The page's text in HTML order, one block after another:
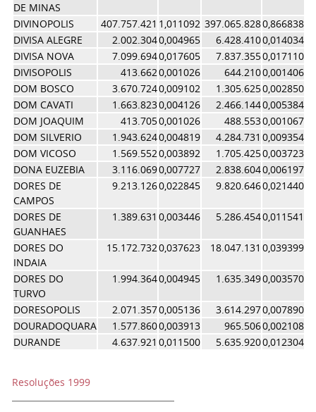
DE MINAS
DIVINOPOLIS 407.757.421 1,011092 397.065.8280,866838
DIVISA ALEGRE
2.002.3040,004965 6.428.4100,014034
DIVISA NOVA
7.099.6940,017605 7.837.3550,017110
DIVISOPOLIS
413.6620,001026 644.2100,001406
DOM BOSCO
3.670.7240,009102 1.305.6250,002850
DOM CAVATI
1.663.8230,004126 2.466.1440,005384
DOM JOAQUIM
413.7050,001026 488.5530,001067
DOM SILVERIO
1.943.6240,004819 4.284.731 0,009354
DOM VICOSO
1.569.5520,003892 1.705.4250,003723
DONA EUZEBIA
3.116.0690,007727 2.838.6040,006197
DORES DE
CAMPOS
9.213.1260,022845 9.820.6460,021440
DORES DE
GUANHAES
1.389.631 0,003446 5.286.4540,011541
DORES DO
INDAIA
15.172.7320,037623 18.047.131 0,039399
DORES DO
TURVO
1.994.3640,004945 1.635.3490,003570
DORESOPOLIS 2.071.3570,005136 3.614.2970,007890
DOURADOQUARA
1.577.8600,003913 965.5060,002108
DURANDE
4.637.921 0,011500 5.635.9200,012304
Resoluções 1999